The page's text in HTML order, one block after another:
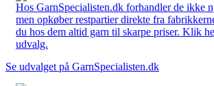
Hos GarnSpecialisten.dk forhandler de ikke
men opkøber restpartier direkte fra
du hos dem altid garn til skarpe priser. Klik
udvalg.
Se udvalget på GarnSpecialisten.dk